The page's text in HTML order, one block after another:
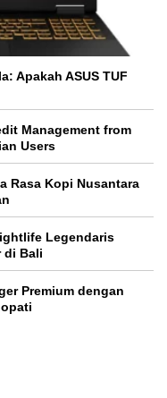
Apakah ASUS TUF
Management from
Users
Rasa Kopi Nusantara
Legendaris
di Bali
Premium dengan